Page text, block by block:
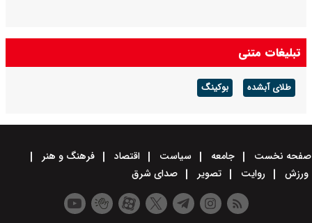
تبلیغات متنی
طلای آبشده بوکینگ
صفحه نخست جامعه سیاست اقتصاد
فرهنگ و هنر
ورزش
روایت تصویر صدای شرق